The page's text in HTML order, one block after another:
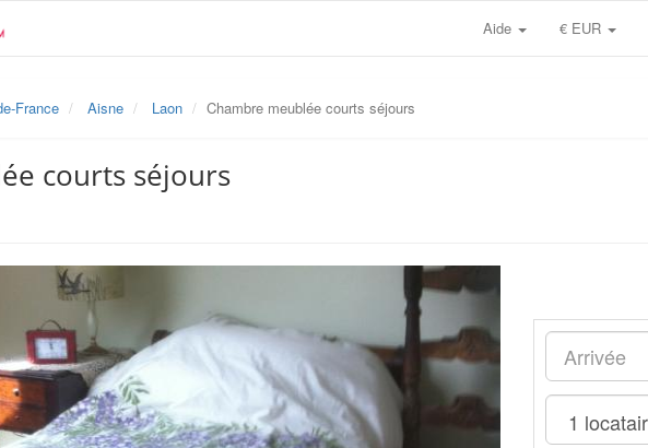
Aide € EUR
France Aisne Laon Chambre meublée courts séjours
courts séjours